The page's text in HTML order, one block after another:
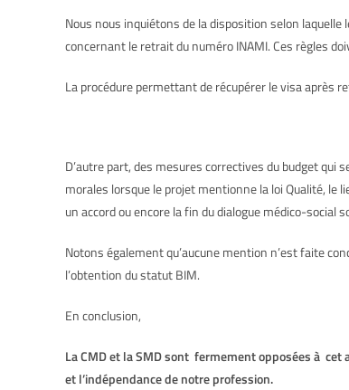
Nous nous inquiétons de la disposition selon
concernant le retrait du numéro INAMI. Ces règles
La procédure permettant de récupérer le visa après
D’autre part, des mesures correctives du budget qui
morales lorsque le projet mentionne la loi Qualité,
un accord ou encore la fin du dialogue médico-social
Notons également qu’aucune mention n’est faite
l’obtention du statut BIM.
En conclusion,
La CMD et la SMD sont fermement opposées à cet
et l’indépendance de notre profession.